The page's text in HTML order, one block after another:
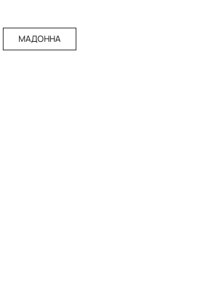
МАДОННА